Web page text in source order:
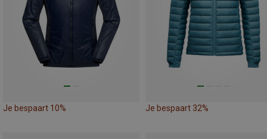
Je bespaart 10% Je bespaart 32%